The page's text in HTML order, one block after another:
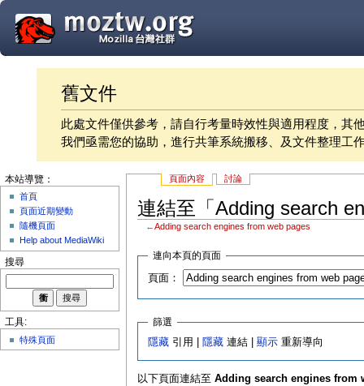
舊文件
此處文件僅供參考，請自行考量時效性與適用程度，其
我們亟需您的協助，進行共筆系統搬移、及文件整理工
頁面內容 討論
連結至「Adding search
←Adding search engines from web pages
連向本頁的頁面
頁面：
篩選
隱藏 引用 | 隱藏 連結 |顯示 重新導向
以下頁面連結至 Adding search engines from
本站導覽：
首頁
頁面近期變動
隨機頁面
Help about MediaWiki
搜尋
工具:
特殊頁面